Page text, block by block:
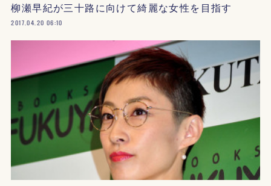
柳瀬早紀が三十路に向けて綺麗な女性を目指す
2017.04.20 06:10